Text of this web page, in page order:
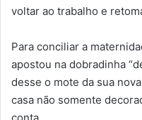
voltar ao trabalho e
Para conciliar a
apostou na dobradinha
desse o mote da sua
casa não somente